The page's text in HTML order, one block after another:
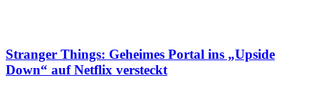
Stranger Things: Geheimes Portal ins „Upside
Down“ auf Netflix versteckt